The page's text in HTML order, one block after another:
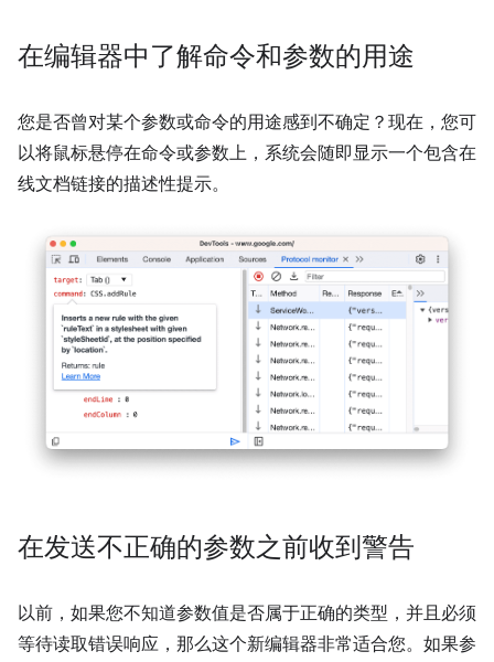
在编辑器中了解命令和参数的用途
您是否曾对某个参数或命令的用途感到不确定？现在，您可
以将鼠标悬停在命令或参数上，系统会随即显示一个包含在
线文档链接的描述性提示。
在发送不正确的参数之前收到警告
以前，如果您不知道参数值是否属于正确的类型，并且必须
等待读取错误响应，那么这个新编辑器非常适合您。如果参